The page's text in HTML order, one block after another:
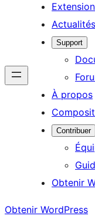
Actualités
Support
À propos
Contribuer
Obtenir
Obtenir WordPress